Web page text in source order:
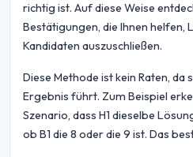
richtig ist. Auf diese Weise
Bestätigungen, die Ihnen helfen,
Kandidaten auszuschließen.
Diese Methode ist kein Raten, da
Ergebnis führt. Zum Beispiel
Szenario, dass H1 dieselbe
ob B1 die 8 oder die 9 ist. Das